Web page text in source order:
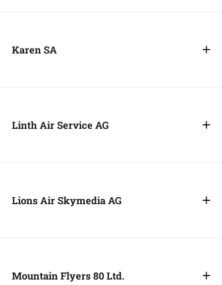
Karen SA
Linth Air Service AG
Lions Air Skymedia AG
Mountain Flyers 80 Ltd.